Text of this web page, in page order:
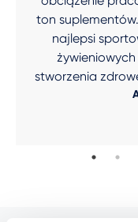
ton
najlepsi
stworzenia